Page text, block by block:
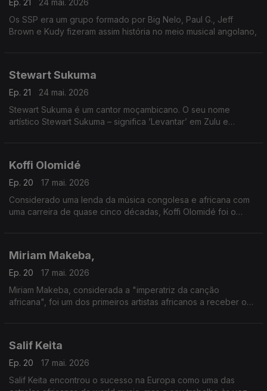
Ep. 21
24 mai. 2026
Os SSP era um grupo formado por Big Nelo, Paul G., Jeff
Brown e Kudy fizeram assim história no meio musical angolano,
Stewart Sukuma
Ep. 21
24 mai. 2026
Stewart Sukuma é um cantor moçambicano. O seu nome
artístico Stewart Sukuma – significa ‘Levantar’ em Zulu e
Koffi Olomidé
Ep. 20
17 mai. 2026
Considerado uma lenda da música congolesa e africana com
uma carreira de quase cinco décadas, Koffi Olomidé foi o
Miriam Makeba,
Ep. 20
17 mai. 2026
Miriam Makeba, considerada a "imperatriz da canção
africana", foi um dos primeiros artistas africanos a receber o
Salif Keita
Ep. 20
17 mai. 2026
Salif Keita encontrou o sucesso na Europa como uma das